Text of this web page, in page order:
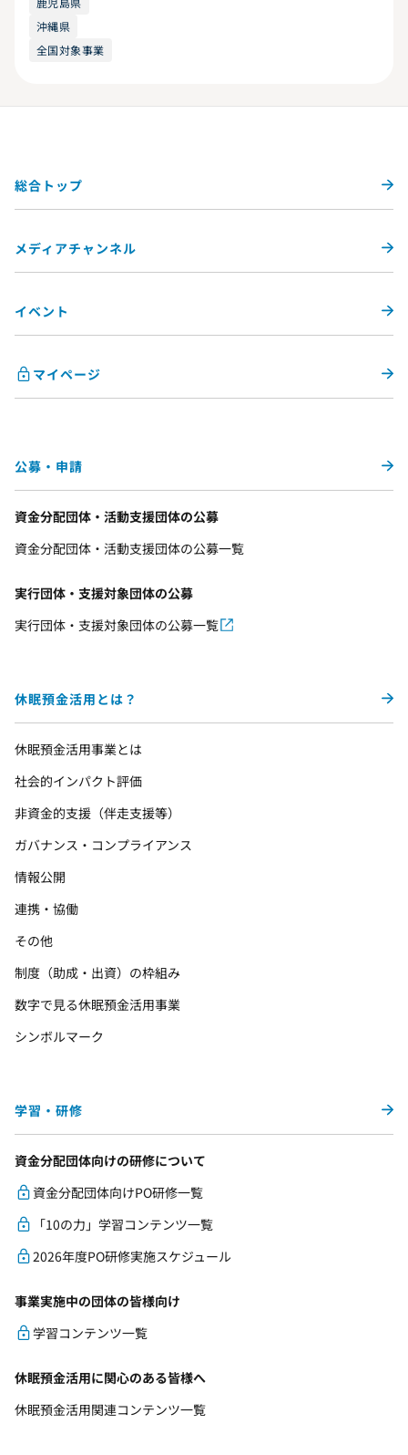
沖縄県
全国対象事業
総合トップ
メディアチャンネル
イベント
マイページ
公募・申請
資金分配団体・活動支援団体の公募
資金分配団体・活動支援団体の公募一覧
実行団体・支援対象団体の公募
実行団体・支援対象団体の公募一覧
休眠預金活用とは？
休眠預金活用事業とは
社会的インパクト評価
非資金的支援（伴走支援等）
ガバナンス・コンプライアンス
情報公開
連携・協働
その他
制度（助成・出資）の枠組み
数字で見る休眠預金活用事業
シンボルマーク
学習・研修
資金分配団体向けの研修について
資金分配団体向けPO研修一覧
「10の力」学習コンテンツ一覧
2026年度PO研修実施スケジュール
事業実施中の団体の皆様向け
学習コンテンツ一覧
休眠預金活用に関心のある皆様へ
休眠預金活用関連コンテンツ一覧